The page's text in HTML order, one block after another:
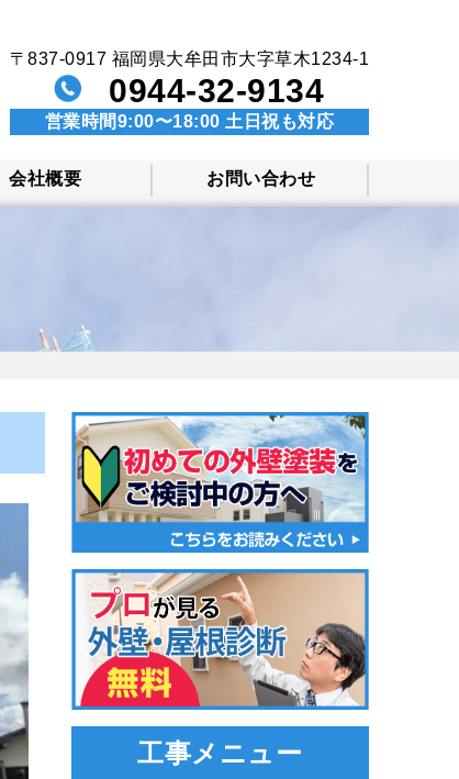
〒837-0917 福岡県大牟田市大字草木1234-1
0944-32-9134
営業時間9:00〜18:00 土日祝も対応
会社概要 お問い合わせ
工事メニュー